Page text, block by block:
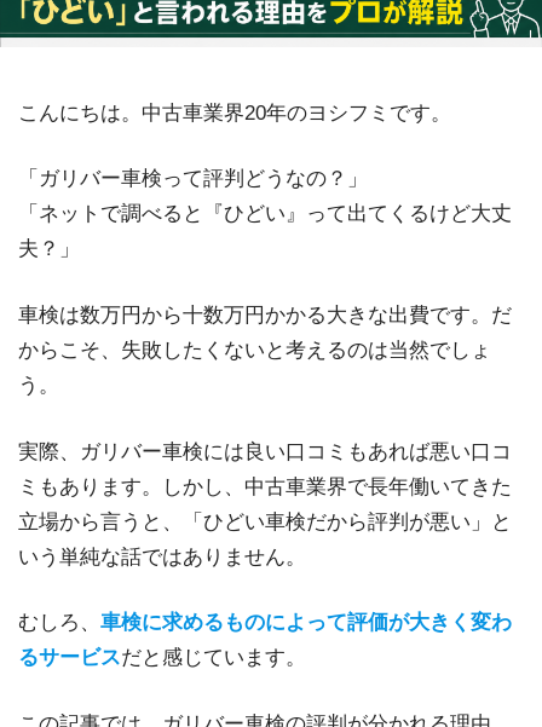
こんにちは。中古車業界20年のヨシフミです。
「ガリバー車検って評判どうなの？」
「ネットで調べると『ひどい』って出てくるけど大丈
夫？」
車検は数万円から十数万円かかる大きな出費です。だ
からこそ、失敗したくないと考えるのは当然でしょ
う。
実際、ガリバー車検には良い口コミもあれば悪い口コ
ミもあります。しかし、中古車業界で長年働いてきた
立場から言うと、「ひどい車検だから評判が悪い」と
いう単純な話ではありません。
むしろ、 車検に求めるものによって評価が大きく変わ
るサービスだと感じています。